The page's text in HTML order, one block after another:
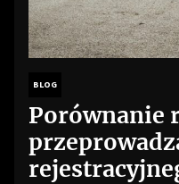
BLOG
Porównanie